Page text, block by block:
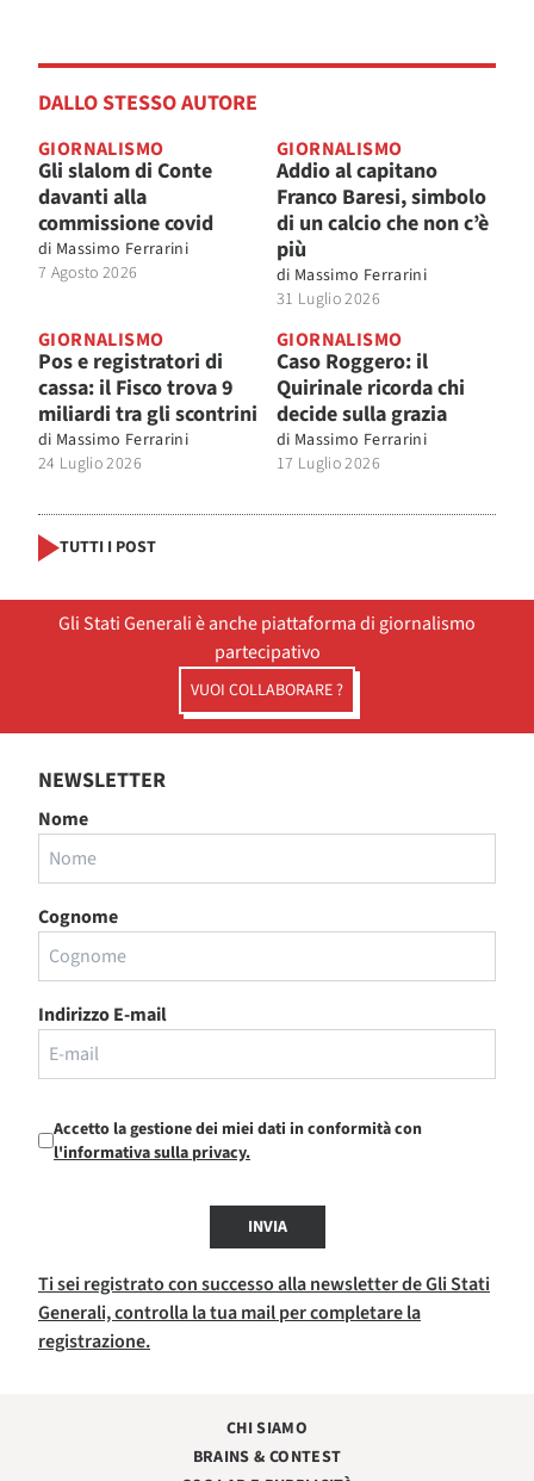
DALLO STESSO AUTORE
GIORNALISMO
Gli slalom di Conte
davanti alla
commissione covid
di Massimo Ferrarini
7 Agosto 2026
GIORNALISMO
Addio al capitano
Franco Baresi, simbolo
di un calcio che non c’è
più
di Massimo Ferrarini
31 Luglio 2026
GIORNALISMO
Pos e registratori di
cassa: il Fisco trova 9
miliardi tra gli scontrini
di Massimo Ferrarini
24 Luglio 2026
GIORNALISMO
Caso Roggero: il
Quirinale ricorda chi
decide sulla grazia
di Massimo Ferrarini
17 Luglio 2026
TUTTI I POST
Gli Stati Generali è anche piattaforma di giornalismo
partecipativo
VUOI COLLABORARE ?
NEWSLETTER
Nome
Cognome
Indirizzo E-mail
Accetto la gestione dei miei dati in conformità con
l'informativa sulla privacy.
INVIA
Ti sei registrato con successo alla newsletter de Gli Stati
Generali, controlla la tua mail per completare la
registrazione.
CHI SIAMO
BRAINS & CONTEST